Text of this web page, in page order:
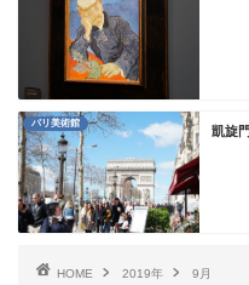
パリ美術館
凱旋
HOME 2019年 9月